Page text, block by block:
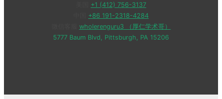
+1 (412) 756-3137
+86 191-2318-4284
wholerenguru3 （厚仁学术哥）
5777 Baum Blvd, Pittsburgh, PA 15206